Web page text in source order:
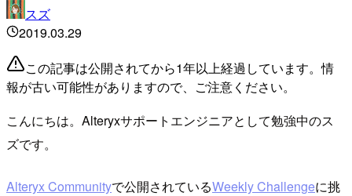
スズ
2019.03.29
この記事は公開されてから1年以上経過しています。情
報が古い可能性がありますので、ご注意ください。
こんにちは。Alteryxサポートエンジニアとして勉強中のス
ズです。
Alteryx Communityで公開されているWeekly Challengeに挑